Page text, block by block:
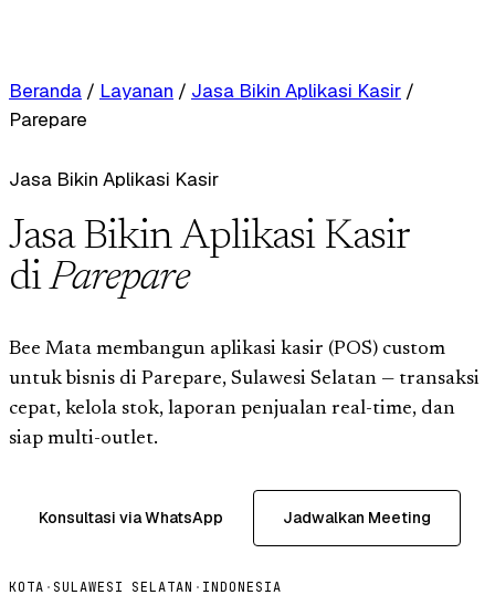
Beranda / Layanan / Jasa Bikin Aplikasi Kasir /
Parepare
Jasa Bikin Aplikasi Kasir
Jasa Bikin Aplikasi Kasir
diParepare
Bee Mata membangun aplikasi kasir (POS) custom
untuk bisnis di Parepare, Sulawesi Selatan — transaksi
cepat, kelola stok, laporan penjualan real-time, dan
siap multi-outlet.
Konsultasi via WhatsApp Jadwalkan Meeting
KOTA · SULAWESI SELATAN · INDONESIA